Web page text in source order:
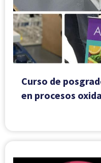
Curso de
en procesos